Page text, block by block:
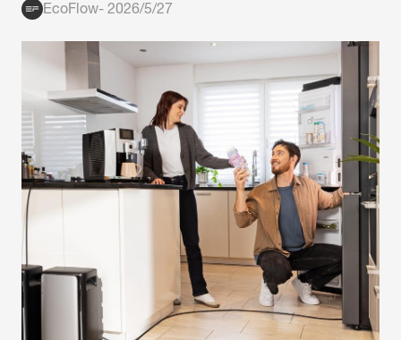
EcoFlow- 2026/5/27